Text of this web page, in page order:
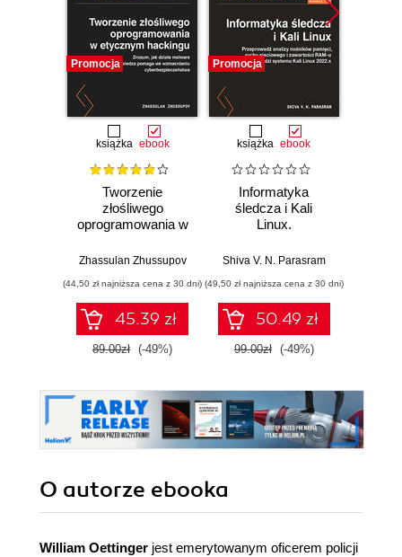
Promocja
książka ebook
Tworzenie
złośliwego
oprogramowania w
hackingu. Zrozum,
i jak ta wiedza
pomaga we
wzmacnianiu
cyberbezpieczeństwa
Zhassulan Zhussupov
(44,50 zł najniższa cena z 30 dni)
45.39 zł
89.00zł (-49%)
Promocja
książka ebook
Informatyka
śledcza i Kali
Linux.
analizy nośników
sieciowego i
zawartości RAM-u
za pomocą
narzędzi systemu
Kali Linux 2022.x.
Shiva V. N. Parasram
(49,50 zł najniższa cena z 30 dni)
50.49 zł
99.00zł (-49%)
O autorze ebooka
William Oettinger jest emerytowanym oficerem policji